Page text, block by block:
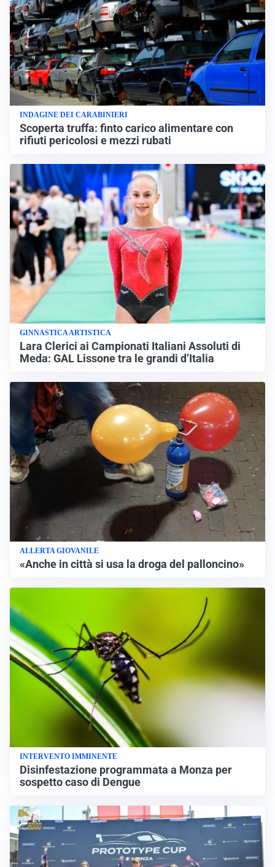
INDAGINE DEI CARABINIERI
Scoperta truffa: finto carico alimentare con
rifiuti pericolosi e mezzi rubati
GINNASTICA ARTISTICA
Lara Clerici ai Campionati Italiani Assoluti di
Meda: GAL Lissone tra le grandi d’Italia
ALLERTA GIOVANILE
«Anche in città si usa la droga del palloncino»
INTERVENTO IMMINENTE
Disinfestazione programmata a Monza per
sospetto caso di Dengue